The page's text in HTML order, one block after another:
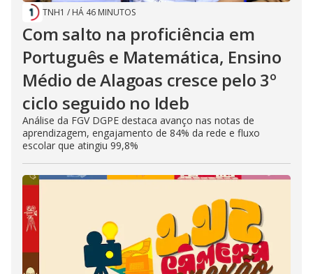
TNH1 / HÁ 46 MINUTOS
Com salto na proficiência em
Português e Matemática, Ensino
Médio de Alagoas cresce pelo 3º
ciclo seguido no Ideb
Análise da FGV DGPE destaca avanço nas notas de
aprendizagem, engajamento de 84% da rede e fluxo
escolar que atingiu 99,8%